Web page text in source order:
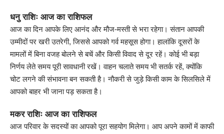
धनु राशिः आज का राशिफल
आज का दिन आपके लिए आनंद और मौज-मस्ती से भरा रहेगा। संतान आपकी
उम्मीदों पर खरी उतरेगी, जिससे आपको गर्व महसूस होगा। हालांकि दूसरों के
मामलों में बिना वजह बोलने से बचें और किसी विवाद से दूर रहें। कोई भी बड़ा
निर्णय लेते समय पूरी सावधानी रखें। वाहन चलाते समय भी सतर्क रहें, क्योंकि
चोट लगने की संभावना बन सकती है। नौकरी से जुड़े किसी काम के सिलसिले में
आपको बाहर भी जाना पड़ सकता है।
मकर राशिः आज का राशिफल
आज परिवार के सदस्यों का आपको पूरा सहयोग मिलेगा। आप अपने कामों में काफी